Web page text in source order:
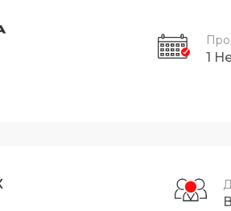
1